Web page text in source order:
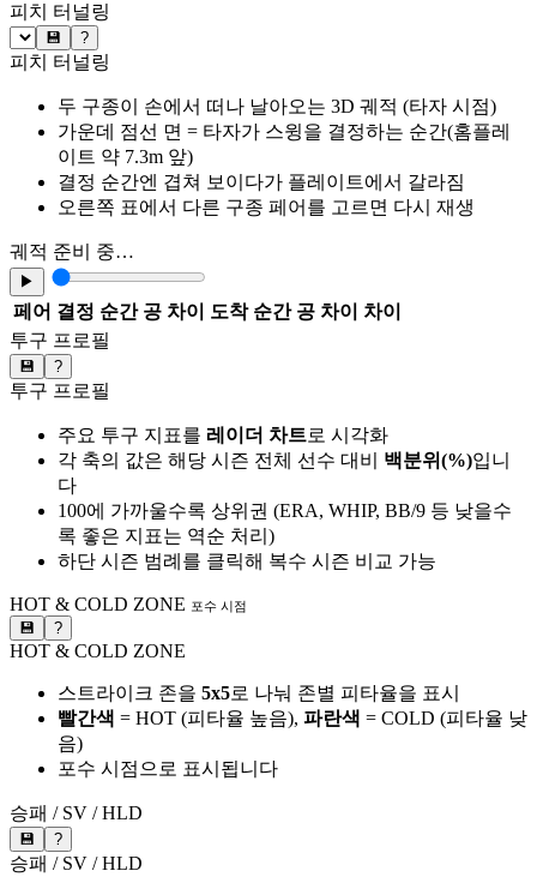
피치 터널링
💾 ?
피치 터널링
두 구종이 손에서 떠나 날아오는 3D 궤적 (타자 시점)
가운데 점선 면 = 타자가 스윙을 결정하는 순간(홈플레
이트 약 7.3m 앞)
결정 순간엔 겹쳐 보이다가 플레이트에서 갈라짐
오른쪽 표에서 다른 구종 페어를 고르면 다시 재생
궤적 준비 중…
▶
페어 결정 순간 공 차이 도착 순간 공 차이
차이
투구 프로필
💾 ?
투구 프로필
주요 투구 지표를 레이더 차트로 시각화
각 축의 값은 해당 시즌 전체 선수 대비 백분위(%)입니
다
100에 가까울수록 상위권 (ERA, WHIP, BB/9 등 낮을수
록 좋은 지표는 역순 처리)
하단 시즌 범례를 클릭해 복수 시즌 비교 가능
HOT & COLD ZONE 포수 시점
💾 ?
HOT & COLD ZONE
스트라이크 존을 5x5로 나눠 존별 피타율을 표시
빨간색 = HOT (피타율 높음), 파란색 = COLD (피타율 낮
음)
포수 시점으로 표시됩니다
승패 / SV / HLD
💾 ?
승패 / SV / HLD